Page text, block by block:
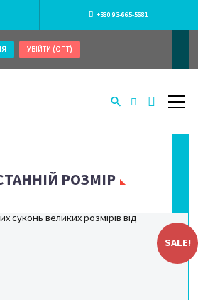
+380 93-665-5681
УВІЙТИ (ОПТ)
РОЗМІР
SALE!